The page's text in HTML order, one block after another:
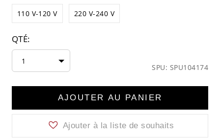
110 V-120 V 220 V-240 V
QTÉ:
1
SPU: SPU104174
AJOUTER AU PANIER
Ajouter à la liste de souhaits